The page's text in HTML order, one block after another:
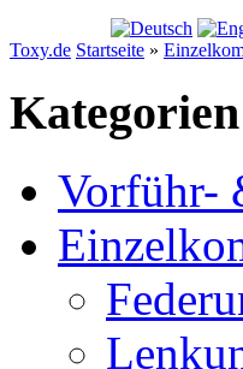
Toxy.de Startseite »
Kategorien
Vorführ-